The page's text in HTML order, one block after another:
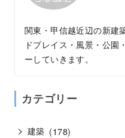
関東・甲信越近辺の新建
ドプレイス・風景・公園
ーしていきます。
カテゴリー
建築 (178)